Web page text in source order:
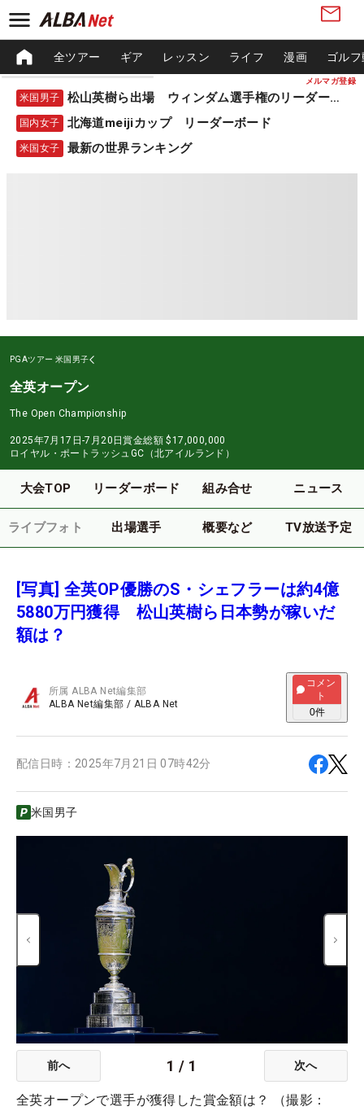
メルマガ登録
全ツアー ギア レッスン ライフ 漫画 ゴル
米国男子 松山英樹ら出場 ウィンダム選手権のリーダーボード
国内女子 北海道meijiカップ リーダーボード
米国女子 最新の世界ランキング
PGAツアー 米国男子
全英オープン
The Open Championship
2025年7月17日-7月20日賞金総額 $17,000,000
ロイヤル・ポートラッシュGC（北アイルランド）
大会TOP リーダーボード 組み合せ ニュース
ライブフォト 出場選手 概要など TV放送予定
[写真] 全英OP優勝のS・シェフラーは約4億
5880万円獲得 松山英樹ら日本勢が稼いだ
額は？
所属ALBA Net編集部
ALBA Net編集部 / ALBA Net
コメン
ト
0件
配信日時： 2025年7月21日 07時42分
米国男子
前へ 1 / 1 次へ
全英オープンで選手が獲得した賞金額は？ （撮影：